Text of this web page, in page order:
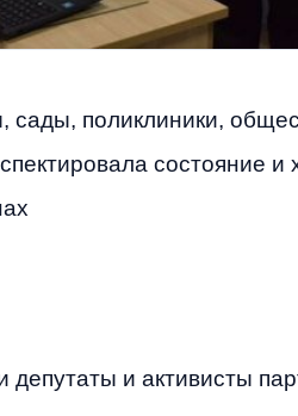
сады, поликлиники,
состояние
депутаты и активисты